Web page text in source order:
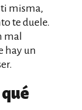
ti misma,
te duele.
mal
hay un